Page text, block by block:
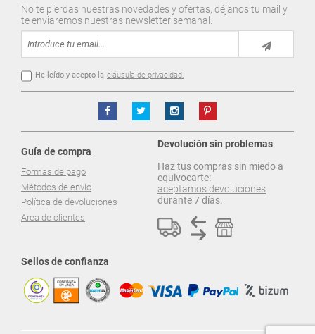
No te pierdas nuestras novedades y ofertas, déjanos tu mail y
te enviaremos nuestras newsletter semanal.
He leído y acepto la cláusula de privacidad.
Guía de compra
Formas de pago
Métodos de envío
Política de devoluciones
Area de clientes
Devolución sin problemas
Haz tus compras sin miedo a
equivocarte:
aceptamos devoluciones
durante 7 días.
Sellos de confianza